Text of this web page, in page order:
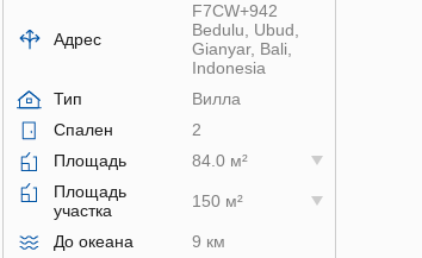
Адрес
F7CW+942
Bedulu, Ubud,
Gianyar, Bali,
Indonesia
Тип
Вилла
Спален
2
Площадь
84.0 м²
Площадь
участка
150 м²
До океана
9 км